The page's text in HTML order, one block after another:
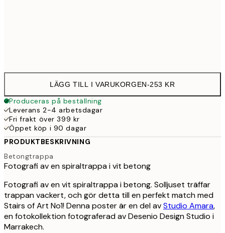
LÄGG TILL I VARUKORGEN-253 KR
Produceras på beställning
Leverans 2-4 arbetsdagar
Fri frakt över 399 kr
Öppet köp i 90 dagar
PRODUKTBESKRIVNING
Betongtrappa
Fotografi av en spiraltrappa i vit betong
Fotografi av en vit spiraltrappa i betong. Solljuset träffar
trappan vackert, och gör detta till en perfekt match med
Stairs of Art No1! Denna poster är en del avStudio Amara,
en fotokollektion fotograferad av Desenio Design Studio i
Marrakech.